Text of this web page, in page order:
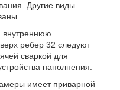
Другие виды
внутреннюю
ребер 32 следуют
сваркой для
наполнения.
имеет приварной